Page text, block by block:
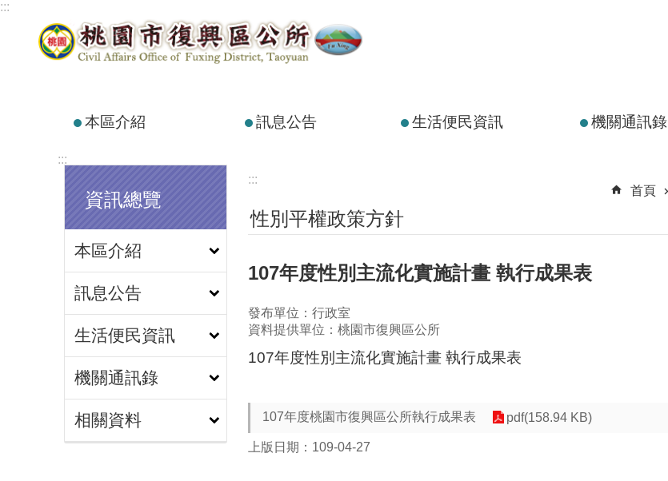
跳到主要內容區塊
:::
本區介紹 訊息公告 生活便民資訊 機關通訊錄
:::
資訊總覽
本區介紹
訊息公告
生活便民資訊
機關通訊錄
相關資料
:::
首頁
性別平權政策方針
107年度性別主流化實施計畫 執行成果表
發布單位：行政室
資料提供單位：桃園市復興區公所
107年度性別主流化實施計畫 執行成果表
107年度桃園市復興區公所執行成果表 pdf(158.94 KB)
上版日期：109-04-27